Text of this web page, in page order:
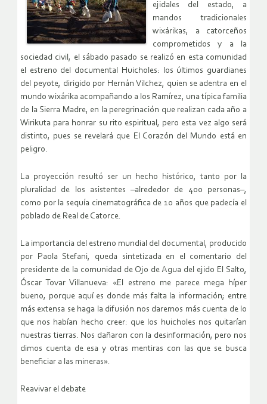
ejidales del estado, a
mandos tradicionales
wixárikas, a catorceños
comprometidos y a la
sociedad civil, el sábado pasado se realizó en esta comunidad
el estreno del documental Huicholes: los últimos guardianes
del peyote, dirigido por Hernán Vilchez, quien se adentra en el
mundo wixárika acompañando a los Ramírez, una típica familia
de la Sierra Madre, en la peregrinación que realizan cada año a
Wirikuta para honrar su rito espiritual, pero esta vez algo será
distinto, pues se revelará que El Corazón del Mundo está en
peligro.
La proyección resultó ser un hecho histórico, tanto por la
pluralidad de los asistentes –alrededor de 400 personas–,
como por la sequía cinematográfica de 10 años que padecía el
poblado de Real de Catorce.
La importancia del estreno mundial del documental, producido
por Paola Stefani, queda sintetizada en el comentario del
presidente de la comunidad de Ojo de Agua del ejido El Salto,
Óscar Tovar Villanueva: «El estreno me parece mega híper
bueno, porque aquí es donde más falta la información; entre
más extensa se haga la difusión nos daremos más cuenta de lo
que nos habían hecho creer: que los huicholes nos quitarían
nuestras tierras. Nos dañaron con la desinformación, pero nos
dimos cuenta de esa y otras mentiras con las que se busca
beneficiar a las mineras».
Reavivar el debate